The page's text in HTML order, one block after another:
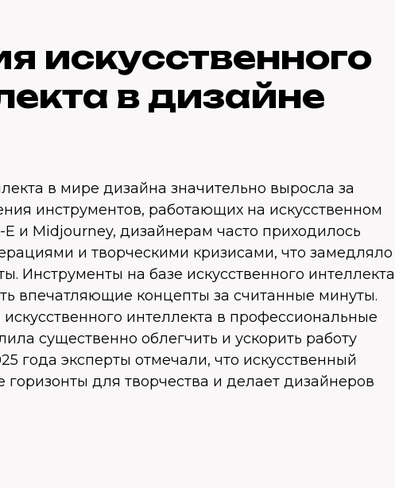
искусственного
в дизайне
в мире дизайна значительно выросла за
инструментов, работающих на искусственном
E и Midjourney, дизайнерам часто приходилось
и творческими кризисами, что замедляло
Инструменты на базе искусственного интеллекта
впечатляющие концепты за считанные минуты.
интеллекта в профессиональные
существенно облегчить и ускорить работу
года эксперты отмечали, что искусственный
горизонты для творчества и делает дизайнеров